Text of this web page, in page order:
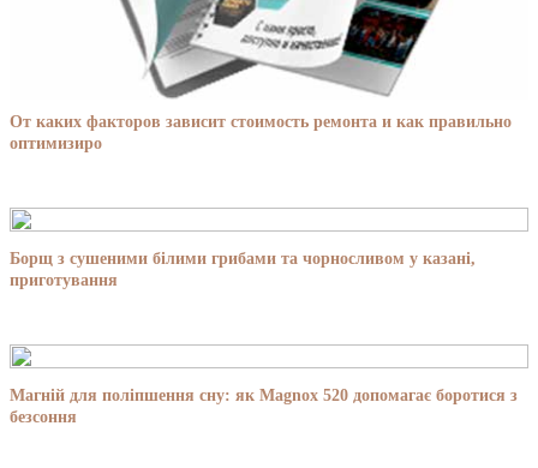
От каких факторов зависит стоимость ремонта и как правильно
оптимизиро
Борщ з сушеними білими грибами та чорносливом у казані,
приготування
Магній для поліпшення сну: як Magnox 520 допомагає боротися з
безсоння